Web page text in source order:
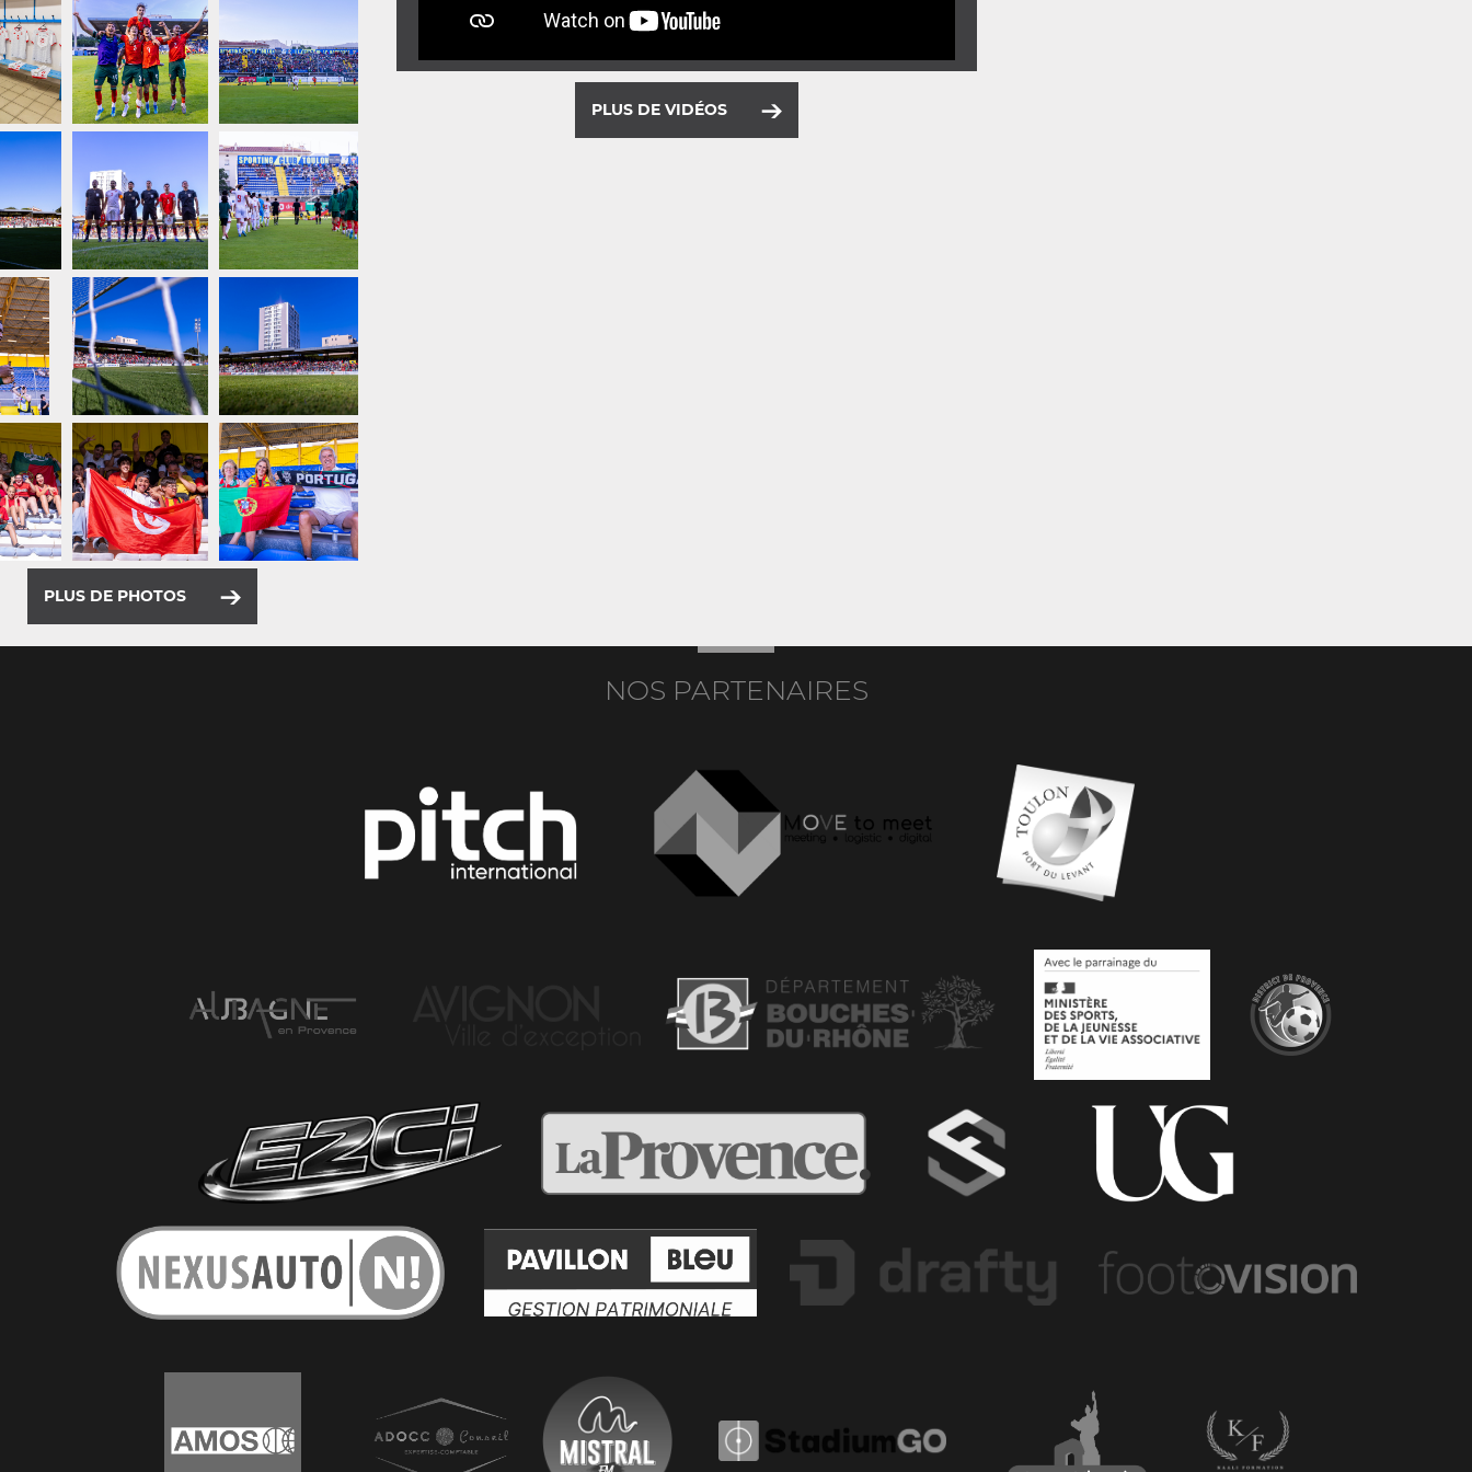
PLUS DE PHOTOS
PLUS DE VIDÉOS
NOS PARTENAIRES